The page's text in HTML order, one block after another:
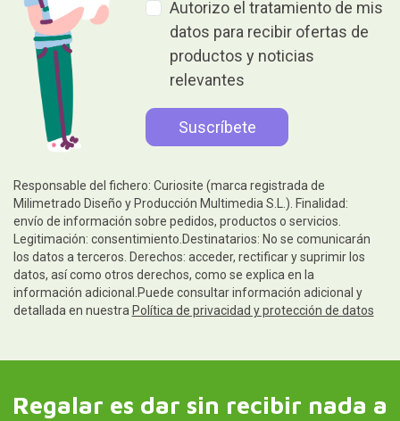
Autorizo el tratamiento de mis
datos para recibir ofertas de
productos y noticias
relevantes
Responsable del fichero: Curiosite (marca registrada de
Milimetrado Diseño y Producción Multimedia S.L.). Finalidad:
envío de información sobre pedidos, productos o servicios.
Legitimación: consentimiento.Destinatarios: No se comunicarán
los datos a terceros. Derechos: acceder, rectificar y suprimir los
datos, así como otros derechos, como se explica en la
información adicional.Puede consultar información adicional y
detallada en nuestra Política de privacidad y protección de datos
Regalar es dar sin recibir nada a